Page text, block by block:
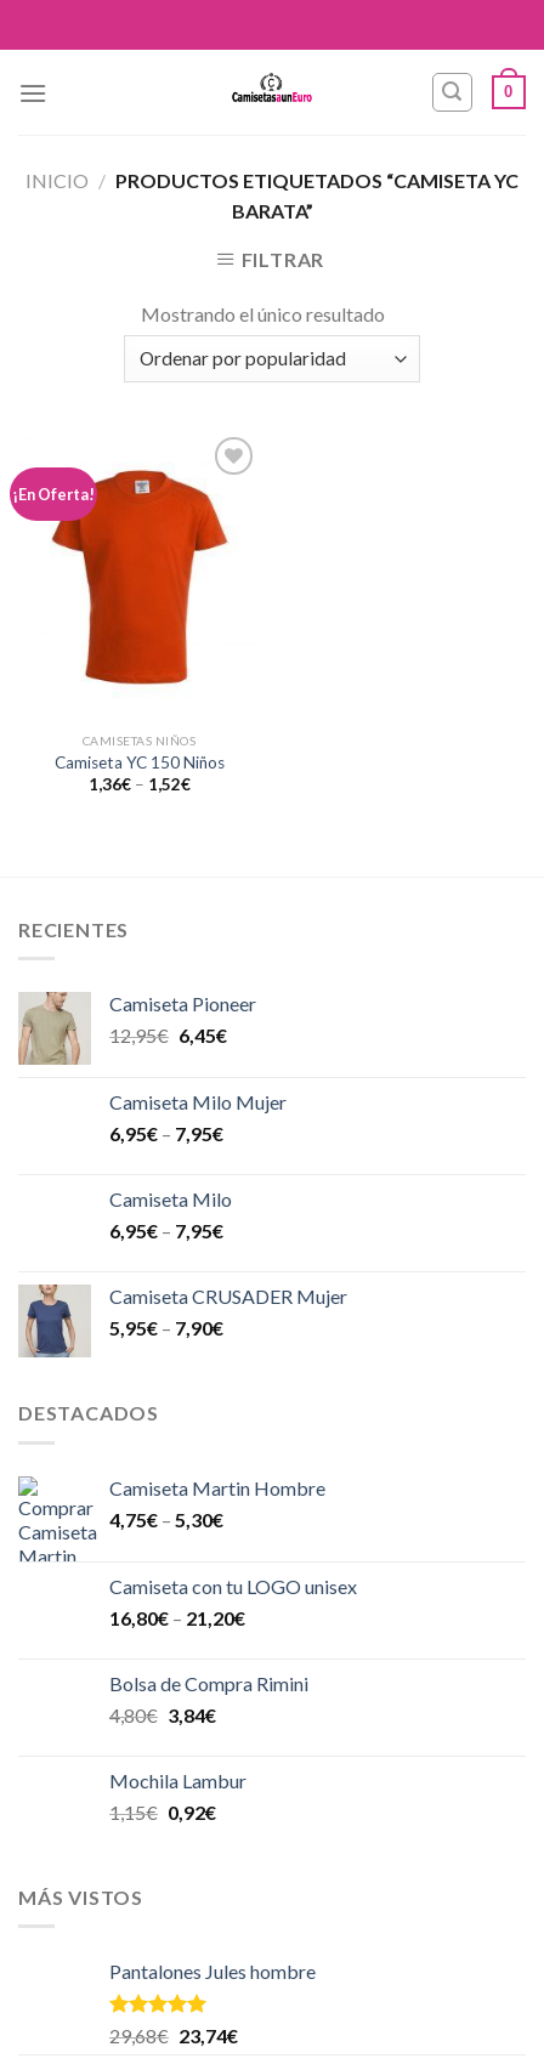
to
0
INICIO / PRODUCTOS ETIQUETADOS “CAMISETA YC
BARATA”
FILTRAR
Mostrando el único resultado
¡En Oferta!
Añadir
a la
lista de
deseos
CAMISETAS NIÑOS
Camiseta YC 150 Niños
1,36€– 1,52€
RECIENTES
Camiseta Pioneer
12,95€ 6,45€
Camiseta Milo Mujer
6,95€ – 7,95€
Camiseta Milo
6,95€ – 7,95€
Camiseta CRUSADER Mujer
5,95€ – 7,90€
DESTACADOS
Camiseta Martin Hombre
4,75€ – 5,30€
Camiseta con tu LOGO unisex
16,80€ – 21,20€
Bolsa de Compra Rimini
4,80€ 3,84€
Mochila Lambur
1,15€ 0,92€
MÁS VISTOS
Pantalones Jules hombre
Valorado en
5.00
29,68€ 23,74€